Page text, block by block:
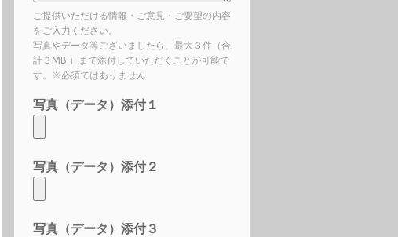
ご提供いただける情報・ご意見・ご要望の内容
をご入力ください。
写真やデータ等ございましたら、最大３件（合
計３MB ）まで添付していただくことが可能で
す。※必須ではありません
写真（データ）添付１
写真（データ）添付２
写真（データ）添付３